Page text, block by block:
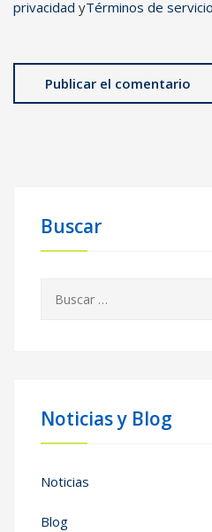
privacidad yTérminos de servicio
Buscar
Noticias y Blog
Noticias
Blog